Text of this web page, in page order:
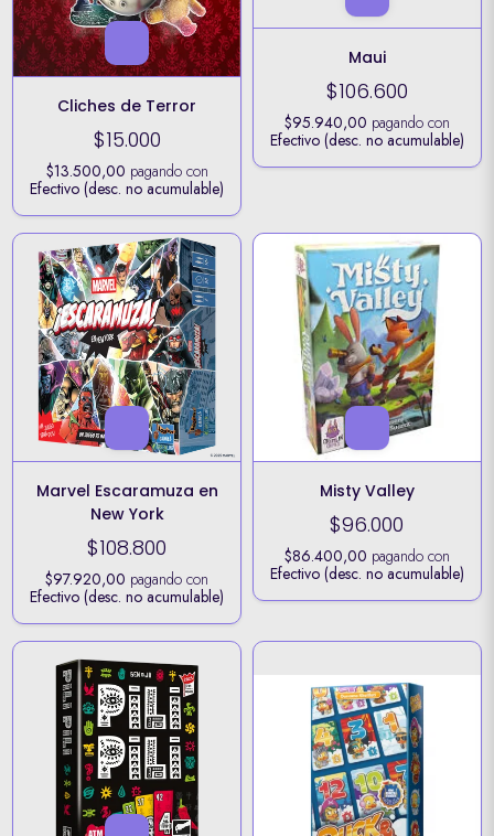
Cliches de Terror
$15.000
$13.500,00 pagando con
Efectivo (desc. no acumulable)
Maui
$106.600
$95.940,00 pagando con
Efectivo (desc. no acumulable)
Marvel Escaramuza en
New York
$108.800
$97.920,00 pagando con
Efectivo (desc. no acumulable)
Misty Valley
$96.000
$86.400,00 pagando con
Efectivo (desc. no acumulable)